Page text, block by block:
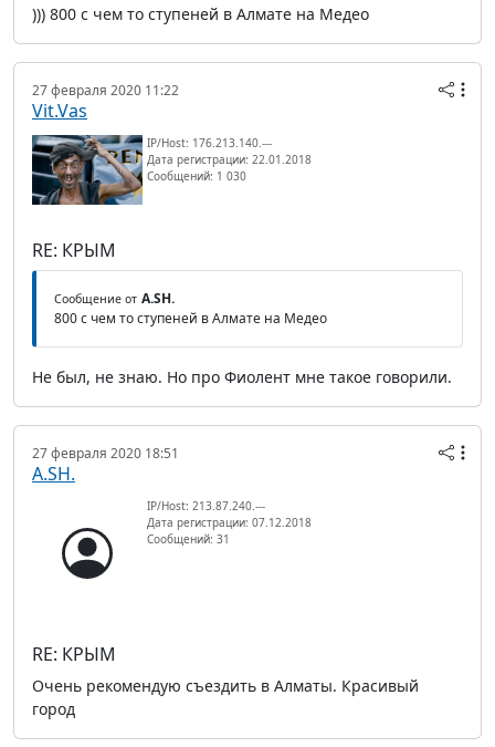
))) 800 с чем то ступеней в Алмате на Медео
27 февраля 2020 11:22
Vit.Vas
IP/Host: 176.213.140.---
Дата регистрации: 22.01.2018
Сообщений: 1 030
RE: КРЫМ
Сообщение от A.SH.
800 с чем то ступеней в Алмате на Медео
Не был, не знаю. Но про Фиолент мне такое говорили.
27 февраля 2020 18:51
A.SH.
IP/Host: 213.87.240.---
Дата регистрации: 07.12.2018
Сообщений: 31
RE: КРЫМ
Очень рекомендую съездить в Алматы. Красивый
город